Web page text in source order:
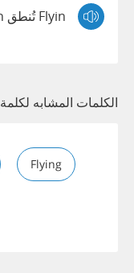
Flyin تُنطق Brian
الكلمات المشابه لكلمة Flyin
Flying